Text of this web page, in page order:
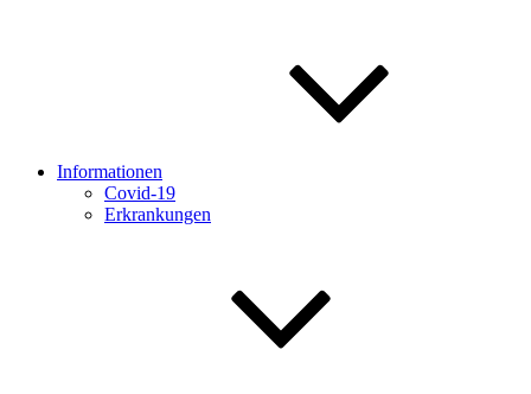
Informationen
Covid-19
Erkrankungen